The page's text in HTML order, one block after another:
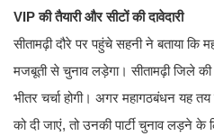
VIP की तैयारी और सीटों की दावेदारी
सीतामढ़ी दौरे पर पहुंचे सहनी ने बताया कि
मजबूती से चुनाव लड़ेगा। सीतामढ़ी जिले
भीतर चर्चा होगी। अगर महागठबंधन यह
को दी जाएं, तो उनकी पार्टी चुनाव लड़ने के